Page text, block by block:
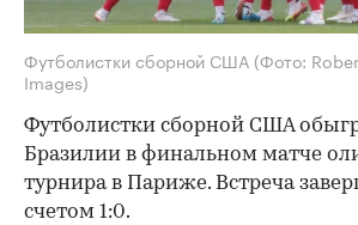
Футболистки сборной США (Фото:
Images)
Футболистки сборной США
Бразилии в финальном матче
турнира в Париже. Встреча
счетом 1:0.